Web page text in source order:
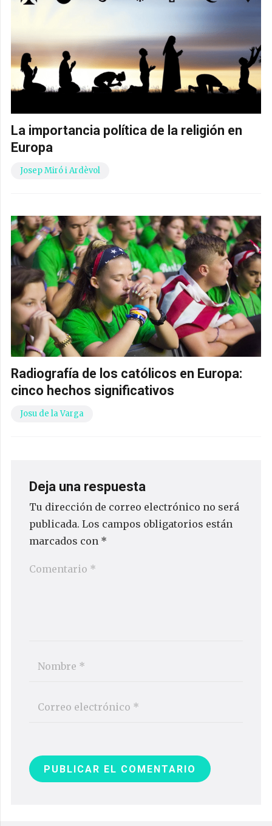
La importancia política de la religión en
Europa
Josep Miró i Ardèvol
Radiografía de los católicos en Europa:
cinco hechos significativos
Josu de la Varga
Deja una respuesta
Tu dirección de correo electrónico no será
publicada. Los campos obligatorios están
marcados con *
PUBLICAR EL COMENTARIO